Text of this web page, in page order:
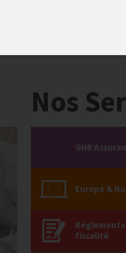
Nos
GHR
Europe &
fiscalité